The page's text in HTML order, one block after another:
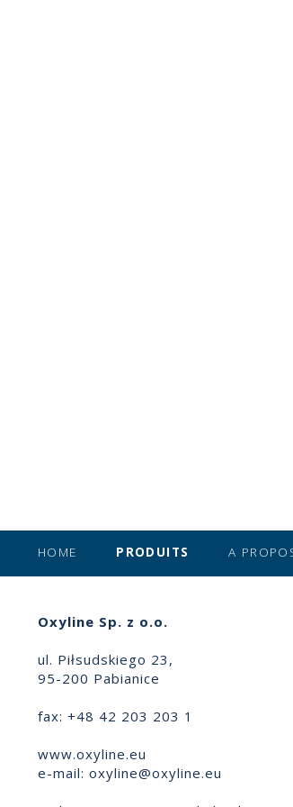
HOME PRODUITS A
Oxyline Sp. z o.o.
ul. Piłsudskiego 23,
95-200 Pabianice
fax: +48 42 203 203 1
www.oxyline.eu
e-mail: oxyline@oxyline.eu